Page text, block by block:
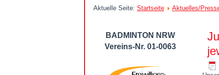
Aktuelle Seite: Startseite Aktuelles/
BADMINTON NRW
Vereins-Nr. 01-0063